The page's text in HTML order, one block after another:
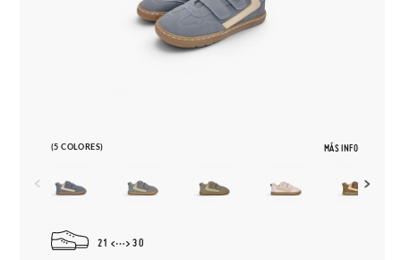
(5 COLORES) MÁS INFO
21 30